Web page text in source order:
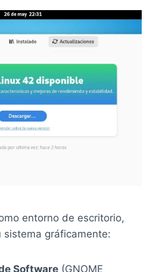
entorno de escritorio,
gráficamente:
Software (GNOME